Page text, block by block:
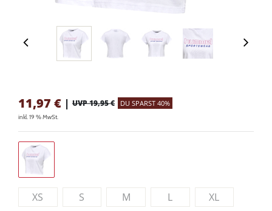
11,97 € | UVP 19,95 € DU SPARST 40%
inkl. 19 % MwSt.
XS S M L XL